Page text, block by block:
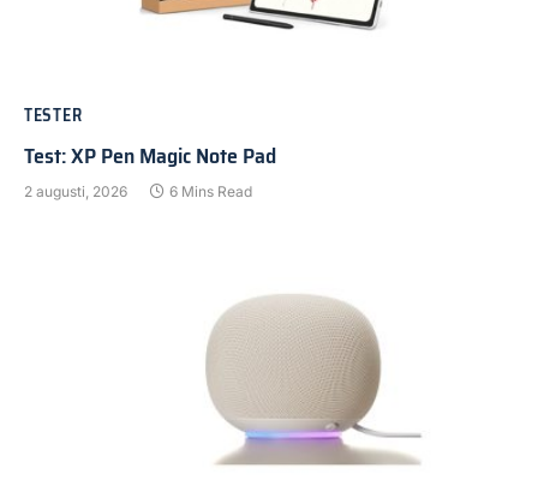
TESTER
Test: XP Pen Magic Note Pad
2 augusti, 2026 6 Mins Read